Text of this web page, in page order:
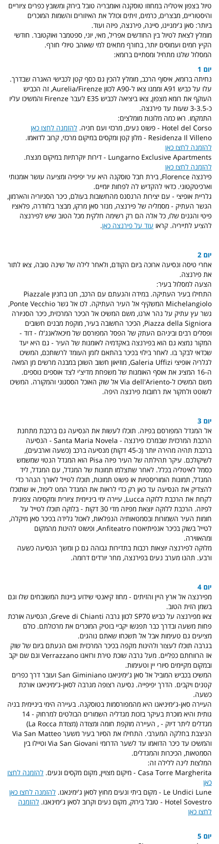
טיול בצפון איטליה במחוזו טוסקנה ואומבריה טובל בירוק ומשובץ כפרים ציוריים
והיסטוריים, מבצרים, כרמים, זיתים וכולל את האיזורים והשמות המוכרים
ביותר: סאן ג'ימניינו, סיינה, פירנצה, פיזה ועוד.
מומלץ לצאת לטיול בין החודשים אפריל, מאי, יוני, ספטמבר ואוקטובר. חודשי
הקיץ חמים ועמוסים יותר, בחורף מתאים למי שאוהב טיולי חורף.
המסלול שלנו מתחיל ומסתיים ברומא:
יום 1
נחיתה ברומא, איסוף הרכב, מומלץ להכין גם כסף קטן לכבישי האגרה שבדרך.
עלו על כביש A91 וממנו צאו ל-A90 לכוון Aurelia/Firenze, זה הכביש
העוקף את רומא מצפון, צאו ביציאה לכביש E35 לעבר Firenze והמשיכו עליו
כ-3-3.5 שעות עד פירנצה.
התמקמו. ראו כמה מלונות מומלצים:
Hotel del Corso - פשוט נעים, מרכזי ועם חניה.
להזמנה לחצו כאן
Residenza Il Villeno - מלון קטן ומקסים במיקום מרכזי, קרוב לדואמו.
להזמנה לחצו כאן
Lungarno Exclusive Apartments - דירות יוקרתיות במיקום מנצח.
להזמנה לחצו כאן
פירנצה Florence, בירת חבל טוסקנה היא עיר יפיפיה ומציעה עושר אומנותי
וארכיטקטוני. כדאי להקדיש לה לפחות יומיים.
גלריית אופיצי - עם יצירות הרנסנס מהחשובות בעולם, כיכר הסניוריה והארמון,
הגשר העתיק - מסמליה של פירנצה, מנזר סאן מרקו, מבצר בלוודרה, פלאציו
פיטי והגנים שלו, כל אלה הם רק רשימה חלקית מכל הטוב שיש לפירנצה
להציע לתייריה. קראו עוד על פירנצה כאן.
יום 2
אחרי טיסה ונסיעה ארוכה ביום הקודם, ולאחר לילה של שינה טובה, צאו לתור
את פירנצה.
הצעה למסלול בעיר:
התחילו בעיר העתיקה. במידה והגעתם עם הרכב, חנו בחניון Piazzale
Michelangiolo המשקיף אל העיר העתיקה. לכו אל גשר Ponte Vecchio,
גשר עץ עתיק על נהר ארנו, משם המשיכו אל הכיכר המרכזית, כיכר הסניורה
Piazza della Signiora, הכיכר החשובה בעיר, מוקפת מבנים חשובים
ופסלים רבים וביניהם העתק של הפסל המפורסם של מיכאלאנג'לו - דוד -
המקור נמצא גם הוא בפירנצה באקדמיה לאומנות של העיר - גם היא יעד
שכדאי לבקר בו. לאחר בילוי בכיכר בהתאם לזמן העומד לרשותכם, המשיכו
לגלריה אופיצי Galeria Uffizi, מוזיאון חשוב השוכן במבנה מרשים מן המאה
ה-16 המציג את אוסף האומנות של משפחת מדיצ'י לצד אוספים נוספים.
משם המשיכו ל-
Via dell'Ariento אל שוק האוכל הססגוני והמקורה. המשיכו
לשוטט ולחקור את רחובות פירנצה היפה.
יום 3
אל המגדל המפורסם בפיזה. תוכלו לעשות את הנסיעה גם ברכבת מתחנת
הרכבת המרכזית שבמרכז פירנצה - Santa Maria Novela - הנסיעה
ברכבת תהיה מהירה יותר (כ-45 דקות) מנסיעה ברכב (כשעה וארבעים),
לשיקולכם. עיקר תהילתה של העיר פיזה Pisa הוא המגדל הנטוי שמשמש
כסמל לאיטליה בכלל. לאחר שתצלמו תמונות של המגדל, עם המגדל, ליד
המגדל, תמונות הומוריסטיות או פשוט תמונות, תוכלו לטייל לאורך הנהר כדי
להצדיק את הנסיעה עד כאן רק כדי לראות את המגדל המט ליפול, או שתוכלו
לקחת את הרכבת ללוקה Lucca, עיירה ימי ביניימית ציורית ומקסימה צפונית
לפיזה. הרכבת ללוקה יוצאת מפיזה מדי 30 דקות - בלוקה תוכלו לטייל על
חומות העיר השמורות ובסמטאותיה הנפלאות, לאכול גלידה בכיכר סאן מיקלה,
לטייל בשוק בכיכר אנפיתיאטרו Anfiteatro, ופשוט להינות מהמקום
ומהאווירה.
מלוקה לפירנצה יוצאות רכבות בתדירות גבוהה גם כן ומשך הנסיעה כשעה
ורבע. תהנו מערב נעים בפירנצה, מחר יורדים דרומה.
יום 4
מפירנצה אל ארץ היין והזיתים - מחוז קיאנטי שידוע ביינות המשובחים שלו וגם
בשמן הזית הטוב.
צאו מפירנצה על כביש SP70 לכוון גרבה Greve di Chianti, הנסיעה אורכת
פחות משעה ובדרך כבר תפגשו יקביי בוטיק המוכרים את מרכולתם. כולם
מציעים גם טעימות אבל אל תשכחו שאתם נוהגים.
בגרבה תוכלו לעצור ולהינות מקפה בכיכר המרכזית ואם הגעתם ביום של שוק
אז הרווחתם כפליים. מעל גרבה שוכת טירת ורזאנו Verrazzano וגם שם יקב
ובמקום מקיימים סיורי יין וטעימות.
המשיכו בכביש המוביל אל סאן ג'ימיניאנו San Giminiano ועובר דרך כפרים
קטנים ויקבים. הדרך יפיפייה. נסיעה רצופה מגרבה לסאן-ג'ימיניאנו אורכת
כשעה.
העיירה סאן-ג'ימיניאנו היא מהמפורסמות בטוסקנה. בעיירה הימי ביניימית בניה
גותית והיא מוכרת בעיקר בזכות מגדליה השמורים הבולטים למרחוק - 14
מגדלים ליתר דיוק - , העיירה מוקפת חומה ומצודה (מצודת La Rocca)
הניצבת בחלקה המערבי. התחילו את הסיור בעיר משער Via San Matteo
והמשיכו עד כיכר הדואמו עד לשער הדרומי Via San Giovani וטיילו בין
הסמטאות, הכיכרות והמגדלים.
המלצות לינה ללילה זה:
Casa Torre Margherita - מיקום מצויין, מקום מקסים ונעים.
להזמנה לחצו
כאן
Le Undici Lune - מקום ביתי ונעים מחוץ לסאן ג'ימינאנו.
להזמנה לחצו כאן
Hotel Sovestro - טובל בירוק, מקום נעים וקרוב לסאן ג'ימינאנו.
להזמנה
לחצו כאן
יום 5